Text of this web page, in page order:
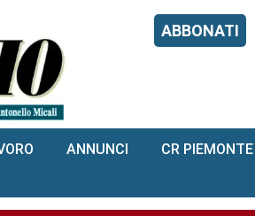
ABBONATI
ANNUNCI CR PIEMONTE